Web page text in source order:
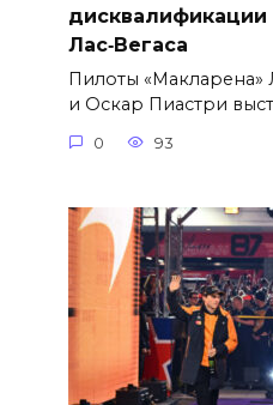
дисквалификации
Лас‑Вегаса
Пилоты
и Оскар Пиастри
0 93